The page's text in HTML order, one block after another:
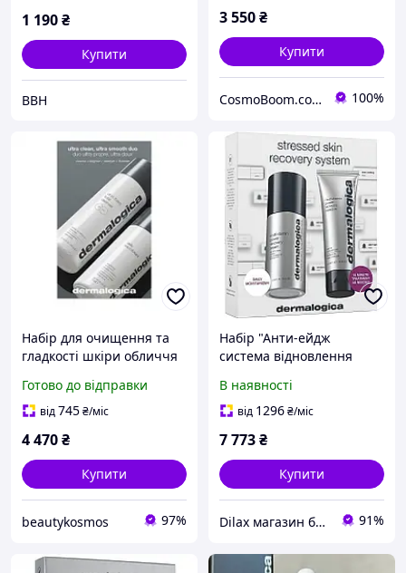
1 190₴
Купити
BBH
3 550₴
Купити
CosmoBoom.com.ua Интернет- магазин топової косметики со всього світу 100%
Набір для очищення та
гладкості шкіри обличчя
Ultra Smooth Duo
Готово до відправки
від745₴/міс
4 470₴
Купити
beautykosmos 97%
Набір "Анти-ейдж
система відновлення
Stressed Skin Recovery
System (1250856)
В наявності
від 1296₴/міс
7 773₴
Купити
Dilax магазин брендових дитячих іграшок та товарів для батьків. 91%